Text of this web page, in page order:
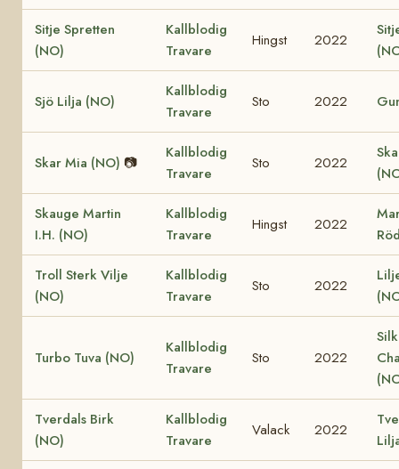
Sitje Spretten
(NO)
Kallblodig
Travare
Hingst 2022
Sjö Lilja (NO)
Kallblodig
Travare
Sto 2022
Skar Mia (NO) 📷
Kallblodig
Travare
Sto 2022
Skauge Martin
I.H. (NO)
Kallblodig
Travare
Hingst 2022
Troll Sterk Vilje
(NO)
Kallblodig
Travare
Sto 2022
Turbo Tuva (NO)
Kallblodig
Travare
Sto 2022
Tverdals Birk
(NO)
Kallblodig
Travare
Valack 2022